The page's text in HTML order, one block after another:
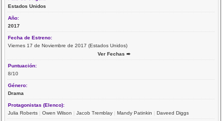
Estados Unidos
Año:
2017
Fecha de Estreno:
Viernes 17 de Noviembre de 2017 (Estados Unidos)
Ver Fechas ➨
Puntuación:
8/10
Género:
Drama
Protagonistas (Elenco):
Julia Roberts |Owen Wilson |Jacob Tremblay |Mandy Patinkin |Daveed Diggs